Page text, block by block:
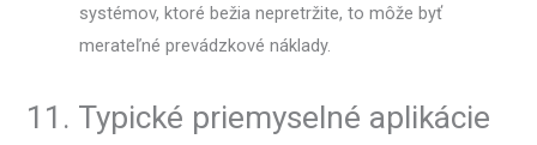
systémov, ktoré bežia nepretržite, to môže byť
merateľné prevádzkové náklady.
11. Typické priemyselné aplikácie